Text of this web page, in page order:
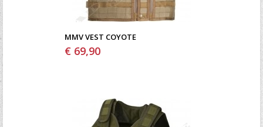
MMV VEST COYOTE
€ 69,90